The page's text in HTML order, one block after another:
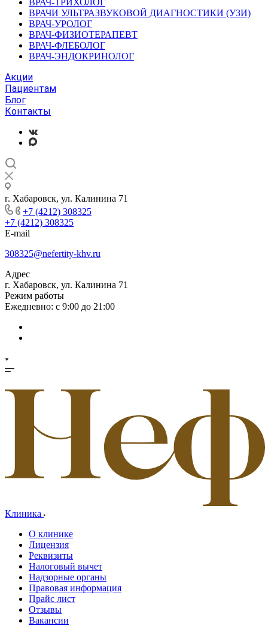
ВРАЧ-ТРИХОЛОГ
ВРАЧИ УЛЬТРАЗВУКОВОЙ ДИАГНОСТИКИ (УЗИ)
ВРАЧ-УРОЛОГ
ВРАЧ-ФИЗИОТЕРАПЕВТ
ВРАЧ-ФЛЕБОЛОГ
ВРАЧ-ЭНДОКРИНОЛОГ
Акции
Пациентам
Блог
Контакты
г. Хабаровск, ул. Калинина 71
+7 (4212) 308325
+7 (4212) 308325
E-mail
308325@nefertity-khv.ru
Адрес
г. Хабаровск, ул. Калинина 71
Режим работы
Ежедневно: с 9:00 до 21:00
Клиника
О клинике
Лицензия
Реквизиты
Налоговый вычет
Надзорные органы
Правовая информация
Прайс лист
Отзывы
Вакансии